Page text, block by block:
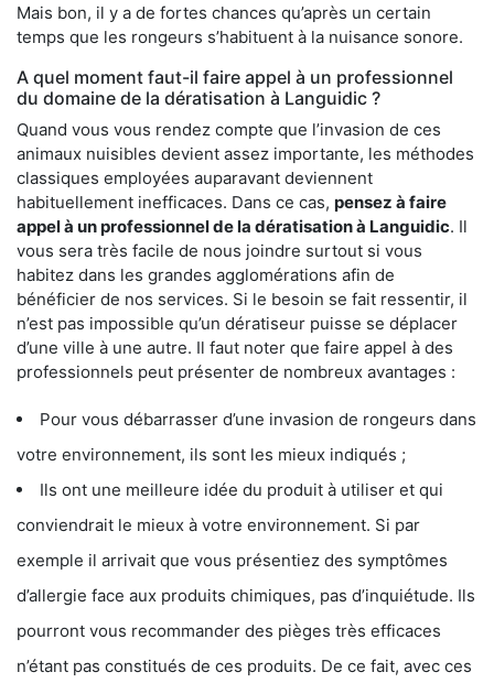
Mais bon, il y a de fortes chances qu’après un certain
temps que les rongeurs s’habituent à la nuisance sonore.
A quel moment faut-il faire appel à un professionnel
du domaine de la dératisation à Languidic ?
Quand vous vous rendez compte que l’invasion de ces
animaux nuisibles devient assez importante, les méthodes
classiques employées auparavant deviennent
habituellement inefficaces. Dans ce cas, pensez à faire
appel à un professionnel de la dératisation à Languidic. Il
vous sera très facile de nous joindre surtout si vous
habitez dans les grandes agglomérations afin de
bénéficier de nos services. Si le besoin se fait ressentir, il
n’est pas impossible qu’un dératiseur puisse se déplacer
d’une ville à une autre. Il faut noter que faire appel à des
professionnels peut présenter de nombreux avantages :
Pour vous débarrasser d’une invasion de rongeurs dans
votre environnement, ils sont les mieux indiqués ;
Ils ont une meilleure idée du produit à utiliser et qui
conviendrait le mieux à votre environnement. Si par
exemple il arrivait que vous présentiez des symptômes
d’allergie face aux produits chimiques, pas d’inquiétude. Ils
pourront vous recommander des pièges très efficaces
n’étant pas constitués de ces produits. De ce fait, avec ces